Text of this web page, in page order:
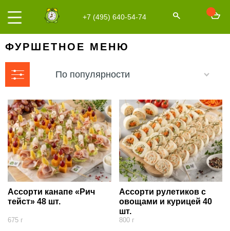
+7 (495) 640-54-74
ФУРШЕТНОЕ МЕНЮ
По популярности
Ассорти канапе «Рич
тейст» 48 шт.
675 г
Ассорти рулетиков с
овощами и курицей 40
шт.
800 г